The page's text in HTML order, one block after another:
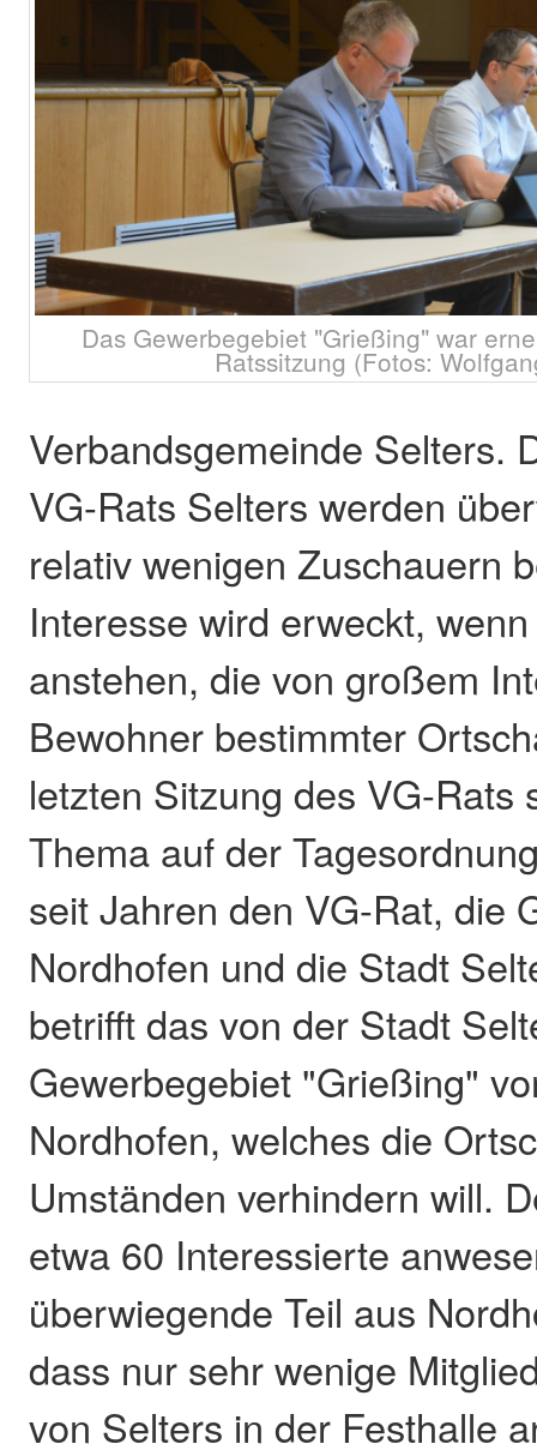
Das Gewerbegebiet "Grießing" war
Ratssitzung (Fotos:
Verbandsgemeinde Selters.
VG-Rats Selters werden
relativ wenigen Zuschauern
Interesse wird erweckt,
anstehen, die von großem
Bewohner bestimmter
letzten Sitzung des VG-Rats
Thema auf der
seit Jahren den VG-Rat, die
Nordhofen und die Stadt
betrifft das von der Stadt
Gewerbegebiet "Grießing"
Nordhofen, welches die
Umständen verhindern will.
etwa 60 Interessierte
überwiegende Teil aus
dass nur sehr wenige
von Selters in der Festhalle